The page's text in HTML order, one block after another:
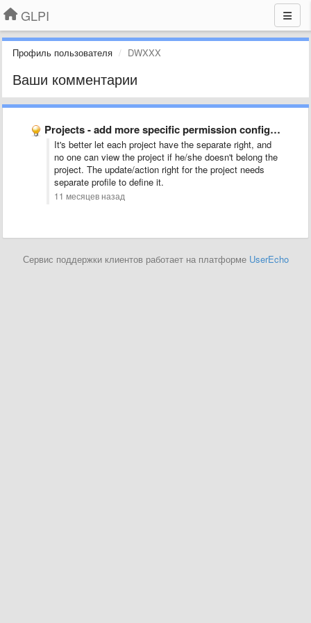
GLPI
Профиль пользователя DWXXX
Ваши комментарии
Projects - add more specific permission configuration for management
It's better let each project have the separate right, and
no one can view the project if he/she doesn't belong the
project. The update/action right for the project needs
separate profile to define it.
11 месяцев назад
Сервис поддержки клиентов работает на платформе UserEcho